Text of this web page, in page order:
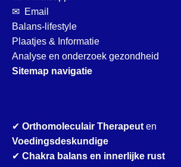
✉ Email
Balans-lifestyle
Plaatjes & Informatie
Analyse en onderzoek gezondheid
Sitemap navigatie
✔ Orthomoleculair Therapeuten
Voedingsdeskundige
✔ Chakra balans en innerlijke rust